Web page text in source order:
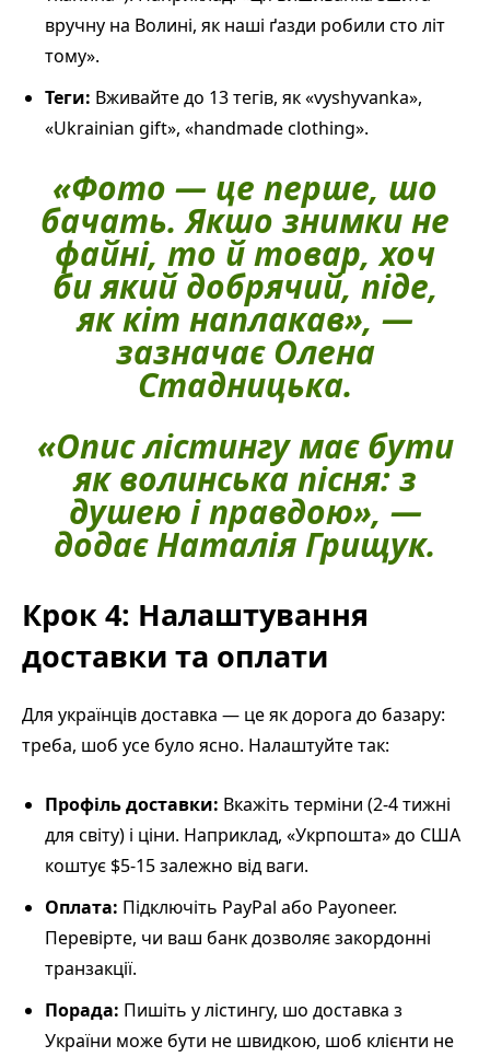
вручну на Волині, як наші ґазди робили сто літ
тому».
Теги: Вживайте до 13 тегів, як «vyshyvanka»,
«Ukrainian gift», «handmade clothing».
«Фото — це перше, шо
бачать. Якшо знимки не
файні, то й товар, хоч
би який добрячий, піде,
як кіт наплакав», —
зазначає Олена
Стадницька.
«Опис лістингу має бути
як волинська пісня: з
душею і правдою», —
додає Наталія Грищук.
Крок 4: Налаштування
доставки та оплати
Для українців доставка — це як дорога до базару:
треба, шоб усе було ясно. Налаштуйте так:
Профіль доставки: Вкажіть терміни (2-4 тижні
для світу) і ціни. Наприклад, «Укрпошта» до США
коштує $5-15 залежно від ваги.
Оплата: Підключіть PayPal або Payoneer.
Перевірте, чи ваш банк дозволяє закордонні
транзакції.
Порада: Пишіть у лістингу, шо доставка з
України може бути не швидкою, шоб клієнти не